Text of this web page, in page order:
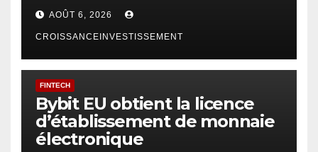
AOÛT 6, 2026
CROISSANCEINVESTISSEMENT
FINTECH
Bybit EU obtient la licence
d’établissement de monnaie
électronique